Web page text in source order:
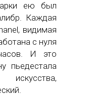
ею был
Каждая
видимая
с нуля
И это
пьедестала